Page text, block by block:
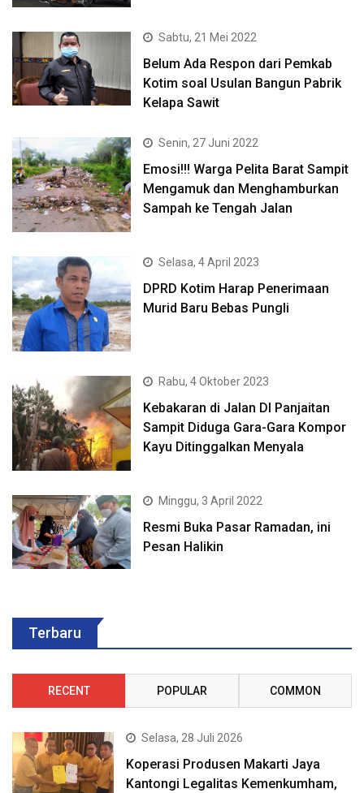
Sabtu, 21 Mei 2022
Belum Ada Respon dari Pemkab
Kotim soal Usulan Bangun Pabrik
Kelapa Sawit
Senin, 27 Juni 2022
Emosi!!! Warga Pelita Barat Sampit
Mengamuk dan Menghamburkan
Sampah ke Tengah Jalan
Selasa, 4 April 2023
DPRD Kotim Harap Penerimaan
Murid Baru Bebas Pungli
Rabu, 4 Oktober 2023
Kebakaran di Jalan DI Panjaitan
Sampit Diduga Gara-Gara Kompor
Kayu Ditinggalkan Menyala
Minggu, 3 April 2022
Resmi Buka Pasar Ramadan, ini
Pesan Halikin
Terbaru
RECENT POPULAR COMMON
Selasa, 28 Juli 2026
Koperasi Produsen Makarti Jaya
Kantongi Legalitas Kemenkumham,